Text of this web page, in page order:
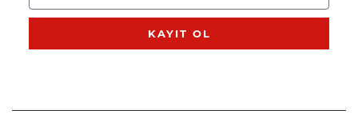
KAYIT OL